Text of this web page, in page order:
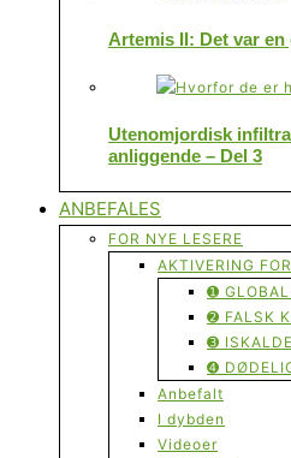
Artemis II: Det var
Utenomjordisk
anliggende – Del 3
ANBEFALES
FOR NYE LESERE
AKTIVERING
➊ GLOBAL
➋ FALSK
➌
➍
Anbefalt
I dybden
Videoer